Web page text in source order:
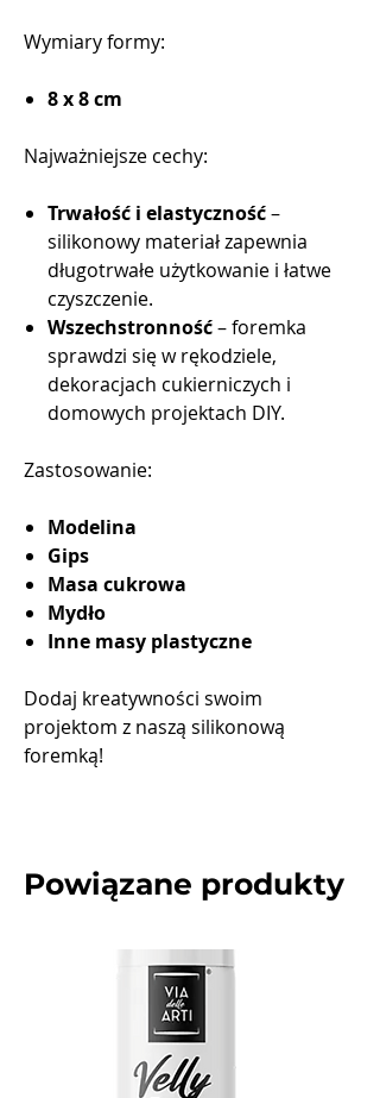
Wymiary formy:
8 x 8 cm
Najważniejsze cechy:
Trwałość i elastyczność–
silikonowy materiał zapewnia
długotrwałe użytkowanie i łatwe
czyszczenie.
Wszechstronność– foremka
sprawdzi się w rękodziele,
dekoracjach cukierniczych i
domowych projektach DIY.
Zastosowanie:
Modelina
Gips
Masa cukrowa
Mydło
Inne masy plastyczne
Dodaj kreatywności swoim
projektom z naszą silikonową
foremką!
Powiązane produkty